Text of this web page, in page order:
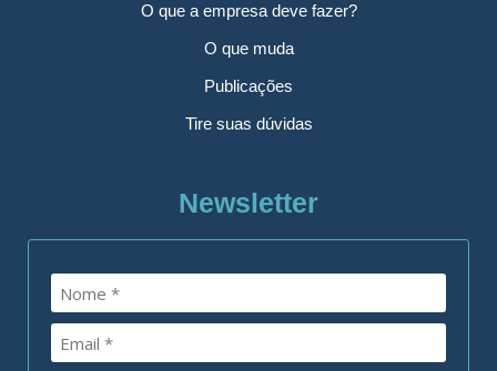
O que a empresa deve fazer?
O que muda
Publicações
Tire suas dúvidas
Newsletter